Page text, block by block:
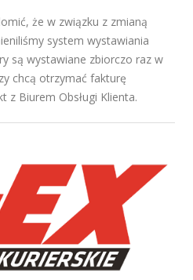
że w związku z zmianą
system wystawiania
są wystawiane zbiorczo raz w
chcą otrzymać fakturę
z Biurem Obsługi Klienta.